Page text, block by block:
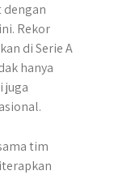
dengan
Rekor
di Serie A
hanya
juga
tim